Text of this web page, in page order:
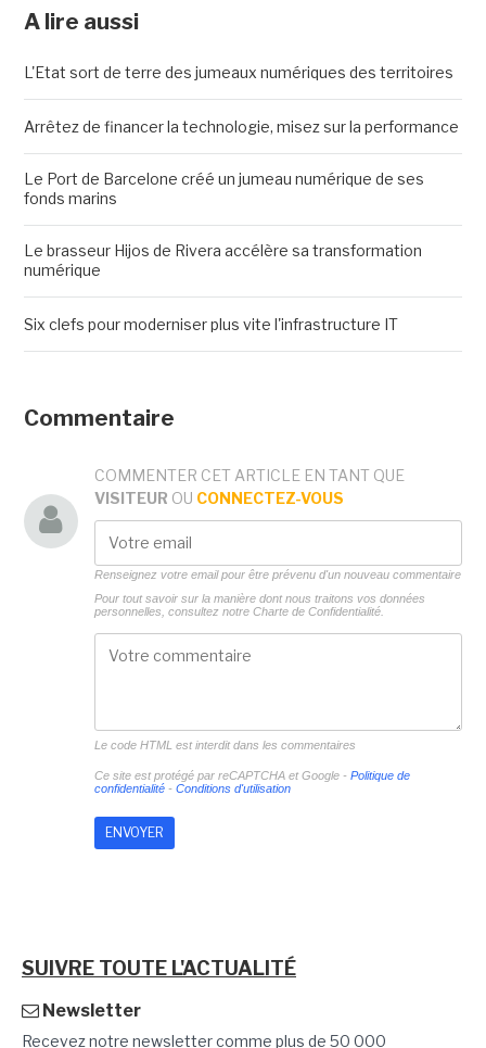
A lire aussi
L'Etat sort de terre des jumeaux numériques des territoires
Arrêtez de financer la technologie, misez sur la performance
Le Port de Barcelone créé un jumeau numérique de ses
fonds marins
Le brasseur Hijos de Rivera accélère sa transformation
numérique
Six clefs pour moderniser plus vite l'infrastructure IT
Commentaire
COMMENTER CET ARTICLE EN TANT QUE
VISITEUR OU CONNECTEZ-VOUS
Renseignez votre email pour être prévenu d'un nouveau commentaire
Pour tout savoir sur la manière dont nous traitons vos données
personnelles, consultez notre Charte de Confidentialité.
Le code HTML est interdit dans les commentaires
Ce site est protégé par reCAPTCHA et Google - Politique de
confidentialité- Conditions d'utilisation
SUIVRE TOUTE L'ACTUALITÉ
Newsletter
Recevez notre newsletter comme plus de 50 000